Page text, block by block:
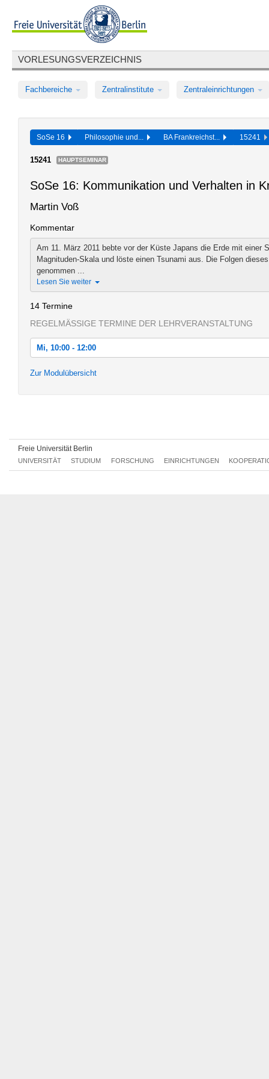
VORLESUNGSVERZEICHNIS
Fachbereiche Zentralinstitute Zentraleinrichtungen
SoSe 16 Philosophie und... BA Frankreichst... 15241
15241 HAUPTSEMINAR
SoSe 16: Kommunikation und Verhalten in
Martin Voß
Kommentar
Am 11. März 2011 bebte vor der Küste Japans die Erde mit einer
Magnituden-Skala und löste einen Tsunami aus. Die Folgen
genommen ...
Lesen Sie weiter
14 Termine
REGELMÄSSIGE TERMINE DER LEHRVERANSTALTUNG
Mi, 10:00 - 12:00
Mi, 20.04.2016 10:00 - 12:00
Mi, 18.05.2016 10:00 - 12:00
Zur Modulübersicht
Freie Universität Berlin
UNIVERSITÄT STUDIUM FORSCHUNG EINRICHTUNGEN